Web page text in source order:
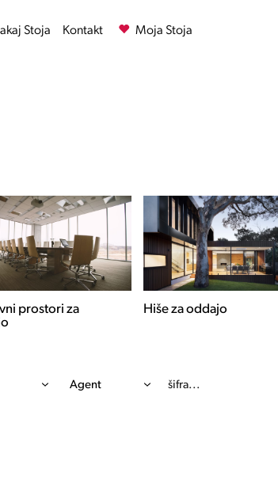
Stoja Kontakt Moja Stoja
oddajo Stanovanja za oddajo
Agent